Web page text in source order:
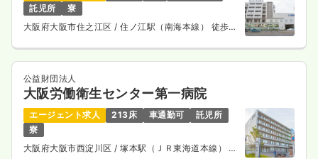
託児所
寮
大阪府大阪市住之江区/ 住ノ江駅（南海本線） 徒歩5
公益財団法人
大阪労働衛生センター第一病院
エージェント求人 213床 車通勤可
託児所
寮
大阪府大阪市西淀川区/ 塚本駅（ＪＲ東海道本線） バ